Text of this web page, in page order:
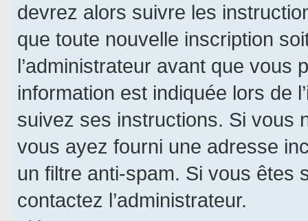
devrez alors suivre les
que toute nouvelle inscription
l’administrateur avant que vous
information est indiquée lors de
suivez ses instructions. Si vous
vous ayez fourni une adresse
un filtre anti-spam. Si vous êtes
contactez l’administrateur.